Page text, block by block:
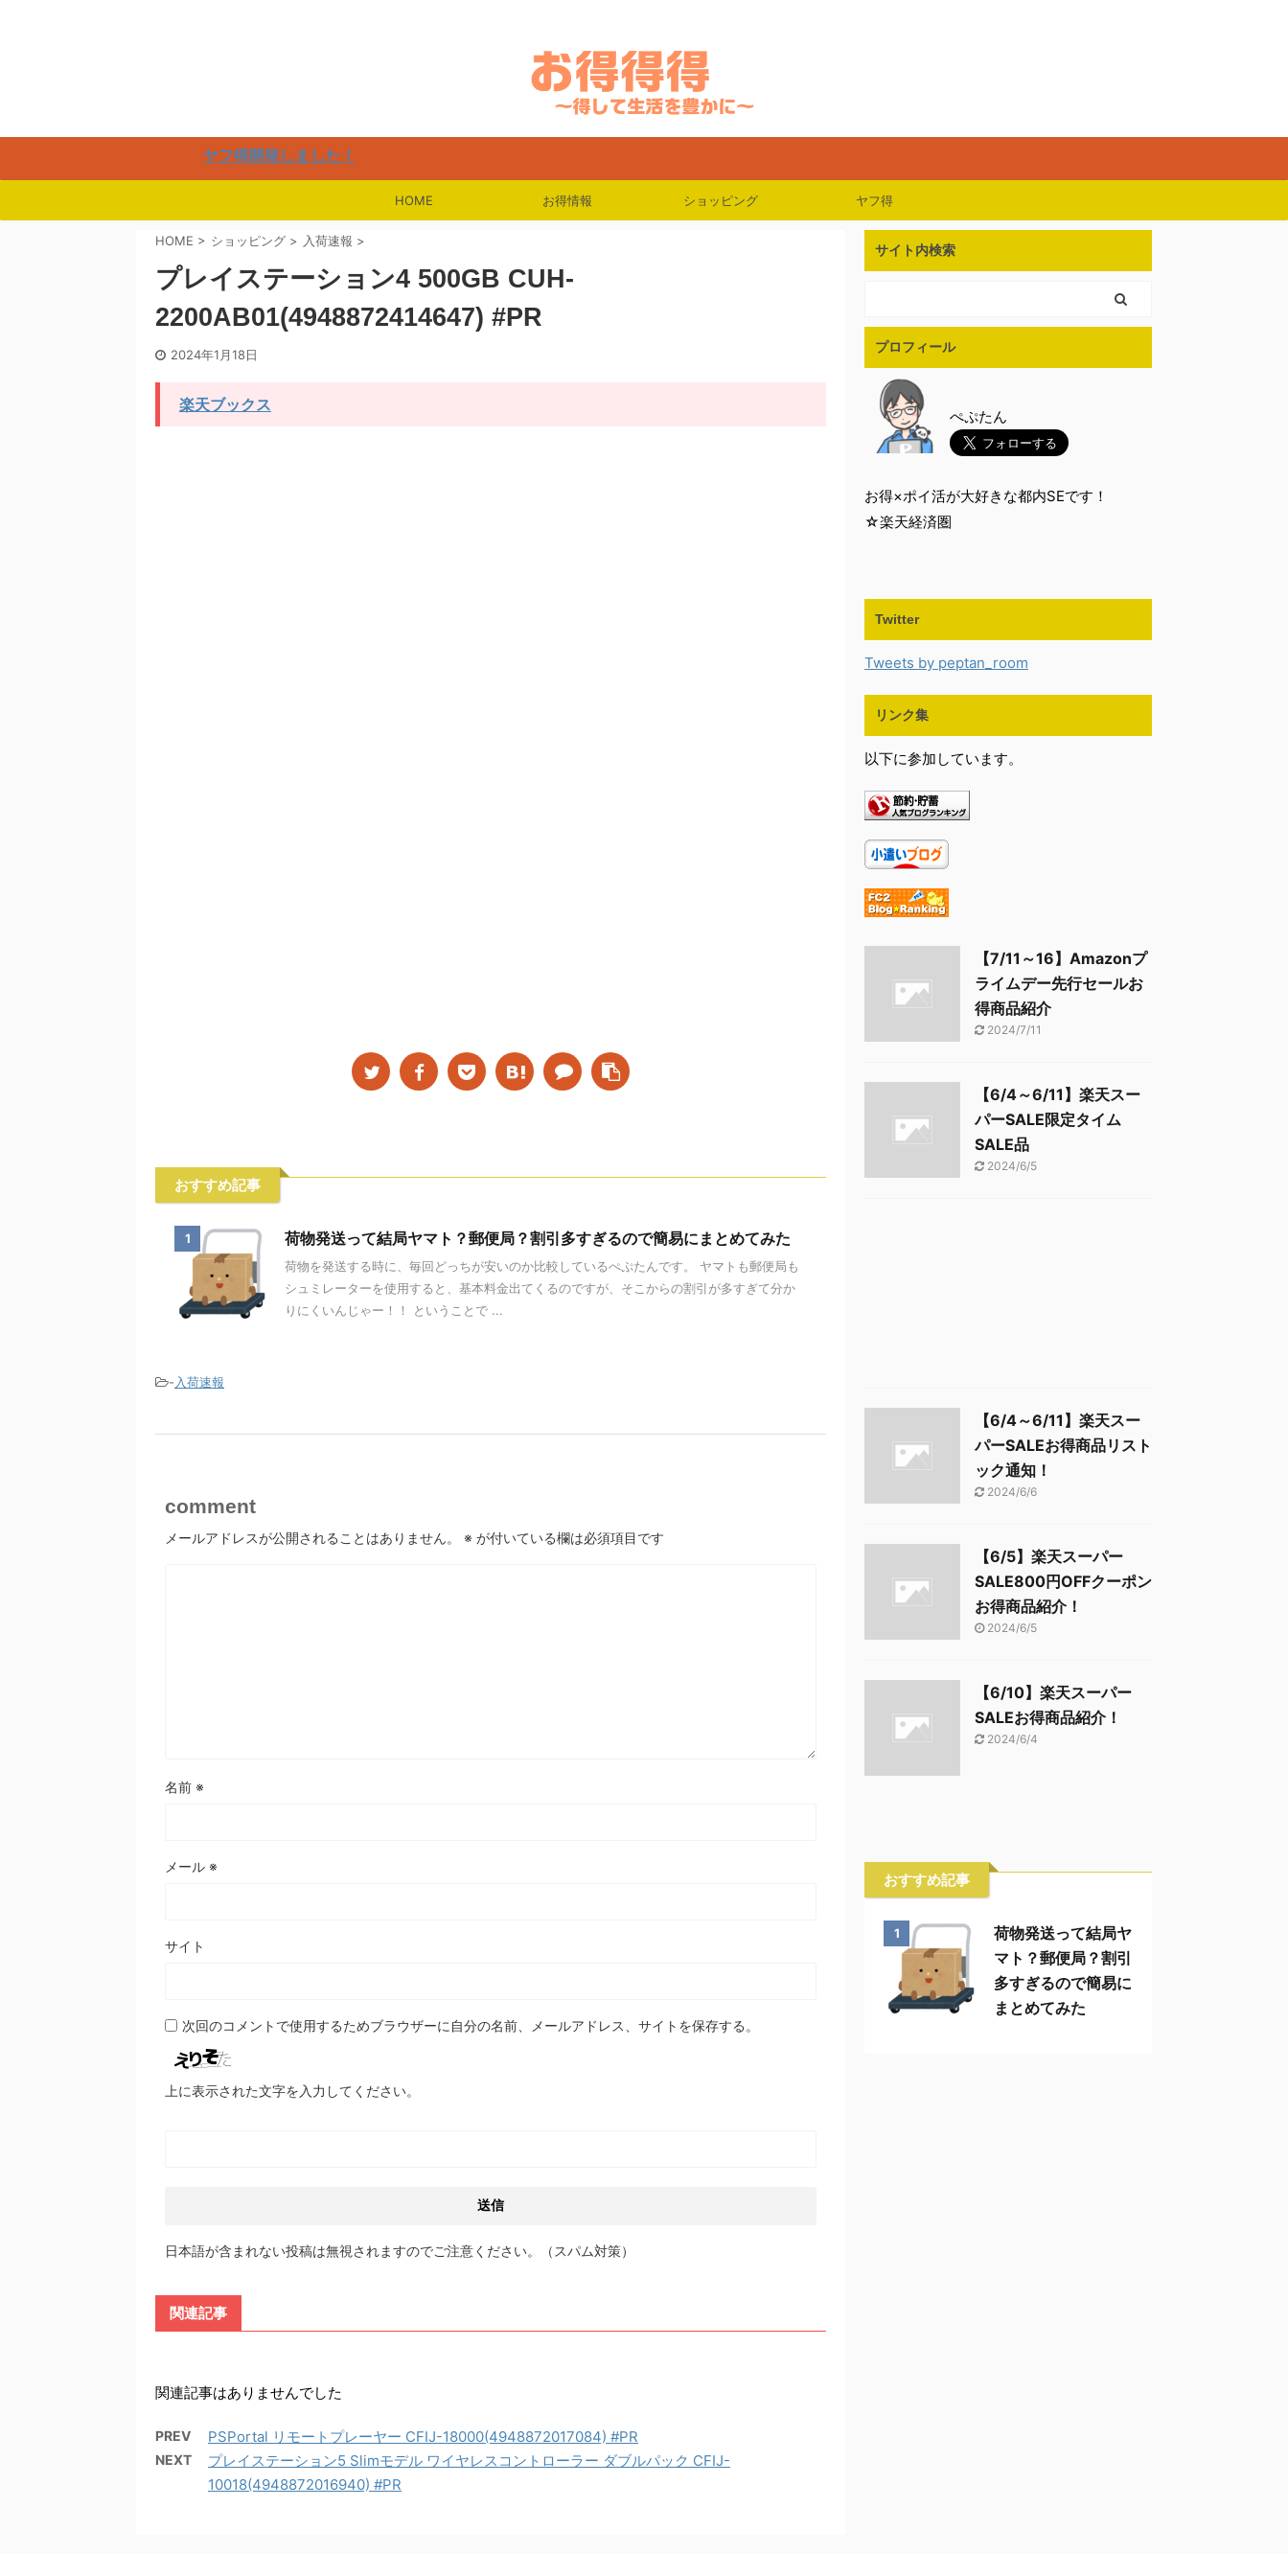
ヤフ得開発しました！
HOME お得情報 ショッピング ヤフ得
HOME > ショッピング > 入荷速報 >
プレイステーション4 500GB CUH-
2200AB01(4948872414647) #PR
2024年1月18日
楽天ブックス
おすすめ記事
1 荷物発送って結局ヤマト？郵便局？割引多すぎるので簡易にまとめてみた
荷物を発送する時に、毎回どっちが安いのか比較しているぺぷたんです。 ヤマトも郵便局も
シュミレーターを使用すると、基本料金出てくるのですが、そこからの割引が多すぎて分か
りにくいんじゃー！！ ということで ...
- 入荷速報
comment
メールアドレスが公開されることはありません。 ※ が付いている欄は必須項目です
名前 ※
メール ※
サイト
次回のコメントで使用するためブラウザーに自分の名前、メールアドレス、サイトを保存する。
上に表示された文字を入力してください。
日本語が含まれない投稿は無視されますのでご注意ください。（スパム対策）
関連記事
関連記事はありませんでした
PREV PSPortal リモートプレーヤー CFIJ-18000(4948872017084) #PR
NEXT
プレイステーション5 Slimモデル ワイヤレスコントローラー ダブルパック CFIJ-
10018(4948872016940) #PR
サイト内検索
プロフィール
ぺぷたん
お得×ポイ活が大好きな都内SEです！
☆楽天経済圏
Twitter
Tweets by peptan_room
リンク集
以下に参加しています。
【7/11～16】Amazonプ
ライムデー先行セールお
得商品紹介
2024/7/11
【6/4～6/11】楽天スー
パーSALE限定タイム
SALE品
2024/6/5
【6/4～6/11】楽天スー
パーSALEお得商品リスト
ック通知！
2024/6/6
【6/5】楽天スーパー
SALE800円OFFクーポン
お得商品紹介！
2024/6/5
【6/10】楽天スーパー
SALEお得商品紹介！
2024/6/4
おすすめ記事
1
荷物発送って結局ヤ
マト？郵便局？割引
多すぎるので簡易に
まとめてみた